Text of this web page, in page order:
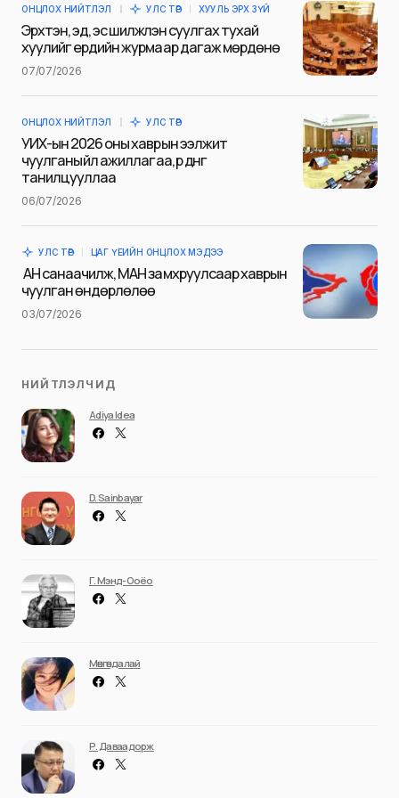
Сэтгэгдэл*
time I comment.
Илгээх
ОНЦЛОХ НИЙТЛЭЛ УЛС ТӨР ХУУЛЬ ЭРХ ЗҮЙ
Эрхтэн, эд, эс шилжүүлэн суулгах тухай
хуулийг ердийн журмаар дагаж мөрдөнө
07/07/2026
ОНЦЛОХ НИЙТЛЭЛ УЛС ТӨР
УИХ-ын 2026 оны хаврын ээлжит
чуулганы үйл ажиллагаа, үр дүнг
танилцууллаа
06/07/2026
УЛС ТӨР ЦАГ ҮЕИЙН ОНЦЛОХ МЭДЭЭ
АН санаачилж, МАН замхруулсаар хаврын
чуулган өндөрлөлөө
03/07/2026
НИЙТЛЭЛЧИД
Adiya Idea
D. Sainbayar
Г. Мэнд-Ооёо
Мөнгөндалай
Р. Даваадорж